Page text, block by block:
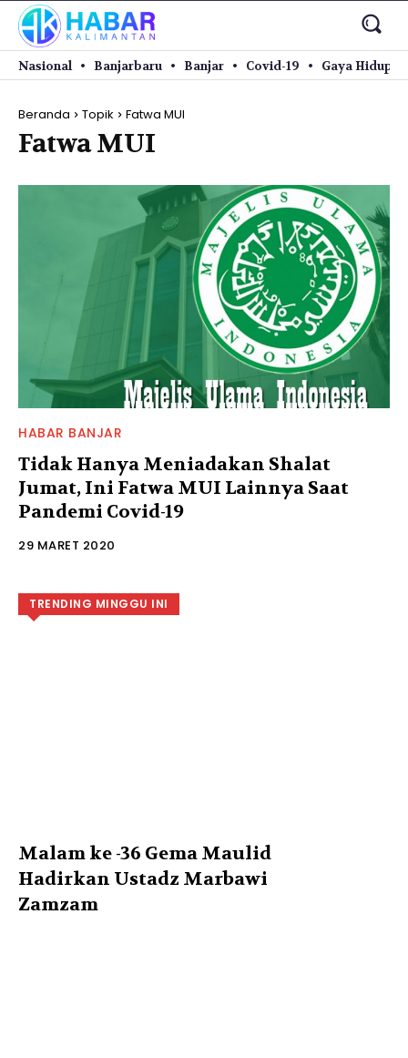
Nasional Banjarbaru Banjar Covid-19 Gaya Hidup
Beranda Topik Fatwa MUI
Fatwa MUI
HABAR BANJAR
Tidak Hanya Meniadakan Shalat
Jumat, Ini Fatwa MUI Lainnya Saat
Pandemi Covid-19
29 MARET 2020
TRENDING MINGGU INI
Malam ke -36 Gema Maulid
Hadirkan Ustadz Marbawi
Zamzam